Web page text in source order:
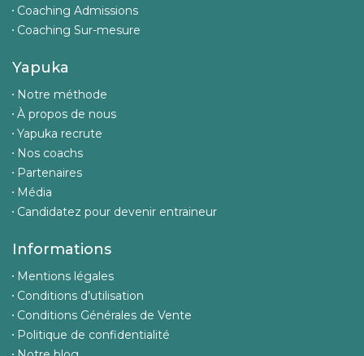
Coaching Admissions
Coaching Sur-mesure
Yapuka
Notre méthode
À propos de nous
Yapuka recrute
Nos coachs
Partenaires
Média
Candidatez pour devenir entraineur
Informations
Mentions légales
Conditions d’utilisation
Conditions Générales de Vente
Politique de confidentialité